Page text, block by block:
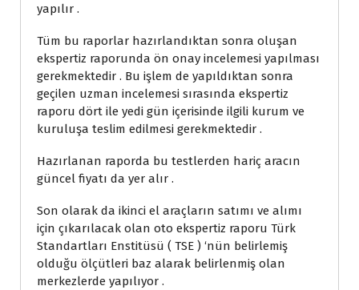
yapılır .
Tüm bu raporlar hazırlandıktan sonra oluşan
ekspertiz raporunda ön onay incelemesi yapılması
gerekmektedir . Bu işlem de yapıldıktan sonra
geçilen uzman incelemesi sırasında ekspertiz
raporu dört ile yedi gün içerisinde ilgili kurum ve
kuruluşa teslim edilmesi gerekmektedir .
Hazırlanan raporda bu testlerden hariç aracın
güncel fiyatı da yer alır .
Son olarak da ikinci el araçların satımı ve alımı
için çıkarılacak olan oto ekspertiz raporu Türk
Standartları Enstitüsü ( TSE ) ‘nün belirlemiş
olduğu ölçütleri baz alarak belirlenmiş olan
merkezlerde yapılıyor .